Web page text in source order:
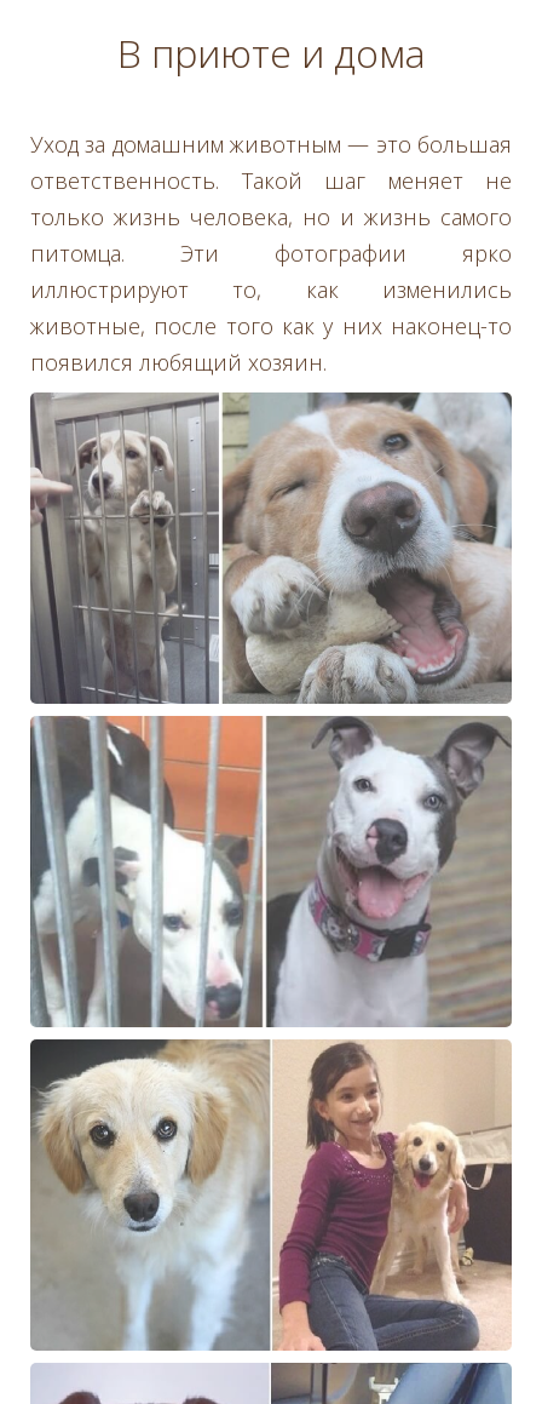
В приюте и дома
Уход за домашним животным — это большая
ответственность. Такой шаг меняет не
только жизнь человека, но и жизнь самого
питомца. Эти фотографии ярко
иллюстрируют то, как изменились
животные, после того как у них наконец-то
появился любящий хозяин.